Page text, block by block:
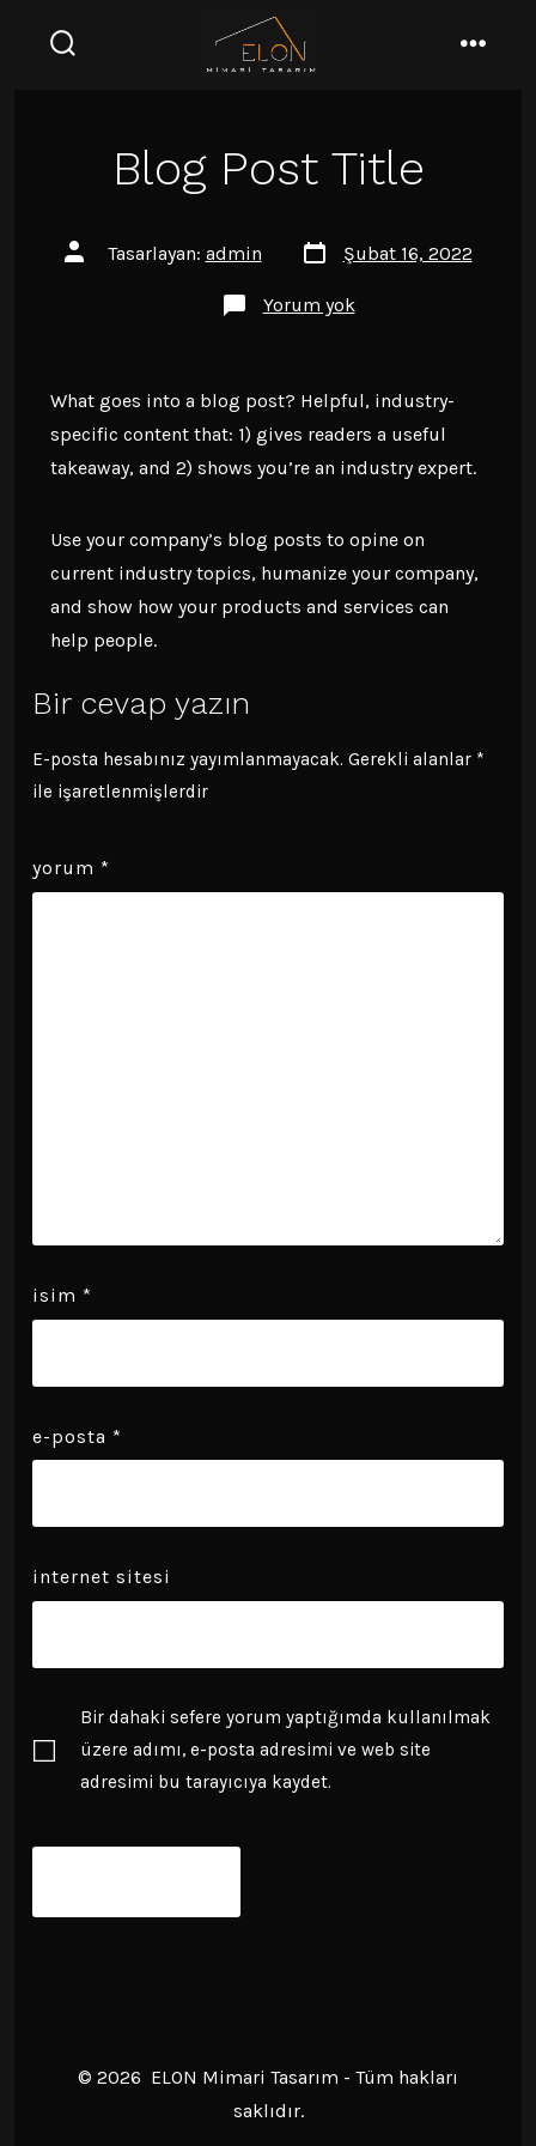
Blog Post Title
Yazının
yazarı
Tasarlayan: admin
Yazı
tarihiŞubat 16, 2022
Yorum yokBlog
What goes into a blog post? Helpful, industry-
specific content that: 1) gives readers a useful
takeaway, and 2) shows you’re an industry expert.
Use your company’s blog posts to opine on
current industry topics, humanize your company,
and show how your products and services can
help people.
Bir cevap yazın
E-posta hesabınız yayımlanmayacak. Gerekli alanlar *
ile işaretlenmişlerdir
yorum *
i̇sim *
e-posta *
i̇nternet sitesi
Bir dahaki sefere yorum yaptığımda kullanılmak
üzere adımı, e-posta adresimi ve web site
adresimi bu tarayıcıya kaydet.
© 2026 ELON Mimari Tasarım - Tüm hakları
saklıdır.